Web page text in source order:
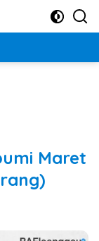
Maret